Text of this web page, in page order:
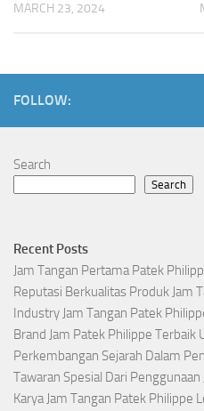
MARCH 23, 2024
FOLLOW:
Search
Search
Recent Posts
Jam Tangan Pertama Patek
Reputasi Berkualitas Produk Jam
Industry Jam Tangan Patek
Brand Jam Patek Philippe Terbaik
Perkembangan Sejarah Dalam
Tawaran Spesial Dari
Karya Jam Tangan Patek Philippe